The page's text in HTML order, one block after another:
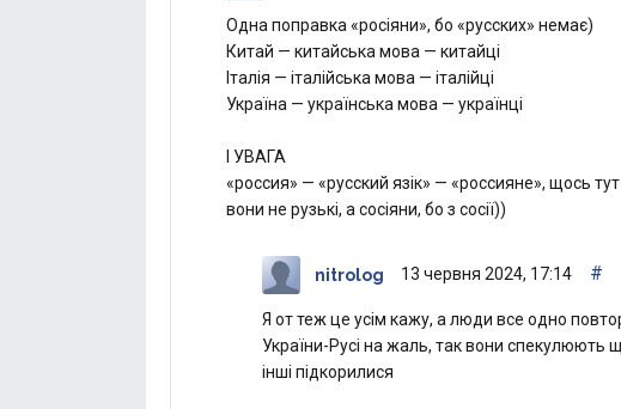
Одна поправка «росіяни», бо «русских» немає)
Китай — китайська мова — китайці
Італія — італійська мова — італійці
Україна — українська мова — українці
І УВАГА
«россия» — «русский язік» — «россияне», щось
вони не рузькі, а сосіяни, бо з сосії))
nitrolog 13 червня 2024, 17:14 #
Я от теж це усім кажу, а люди все одно
України-Русі на жаль, так вони спекулюють
інші підкорилися